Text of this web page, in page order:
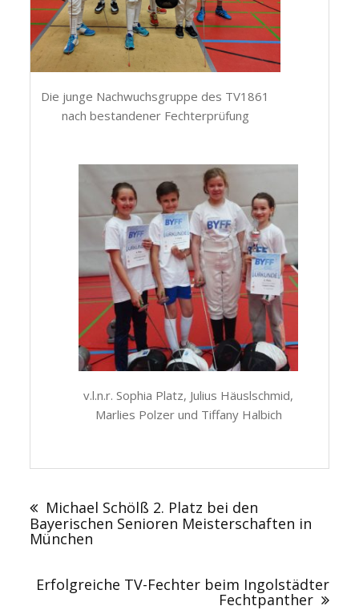
Die junge Nachwuchsgruppe des TV1861
nach bestandener Fechterprüfung
v.l.n.r. Sophia Platz, Julius Häuslschmid,
Marlies Polzer und Tiffany Halbich
Michael Schölß 2. Platz bei den
Bayerischen Senioren Meisterschaften in
München
Erfolgreiche TV-Fechter beim Ingolstädter
Fechtpanther